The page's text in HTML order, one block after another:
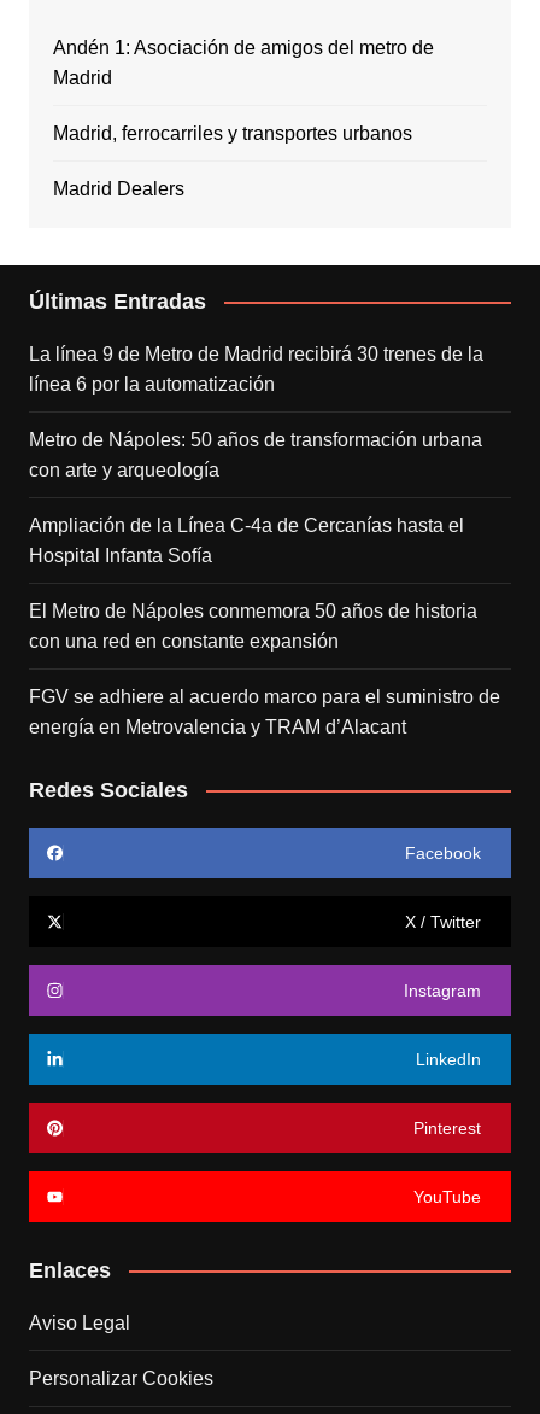
Andén 1: Asociación de amigos del metro de
Madrid
Madrid, ferrocarriles y transportes urbanos
Madrid Dealers
Últimas Entradas
La línea 9 de Metro de Madrid recibirá 30 trenes de la
línea 6 por la automatización
Metro de Nápoles: 50 años de transformación urbana
con arte y arqueología
Ampliación de la Línea C-4a de Cercanías hasta el
Hospital Infanta Sofía
El Metro de Nápoles conmemora 50 años de historia
con una red en constante expansión
FGV se adhiere al acuerdo marco para el suministro de
energía en Metrovalencia y TRAM d’Alacant
Redes Sociales
Facebook
X / Twitter
Instagram
LinkedIn
Pinterest
YouTube
Enlaces
Aviso Legal
Personalizar Cookies